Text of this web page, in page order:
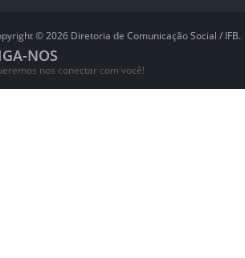
© 2026 Diretoria de Comunicação Social / IFB.
NOS
nos conectar com você!